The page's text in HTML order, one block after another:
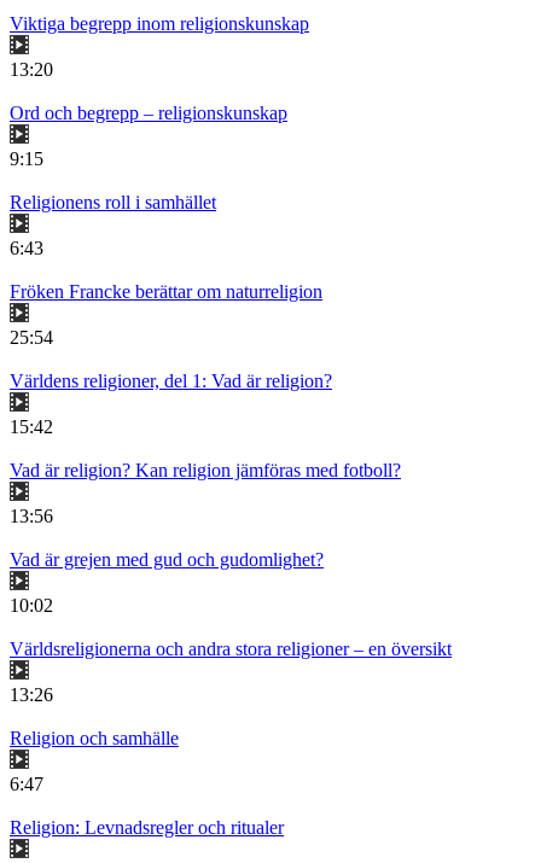
Viktiga begrepp inom religionskunskap
13:20
Ord och begrepp – religionskunskap
9:15
Religionens roll i samhället
6:43
Fröken Francke berättar om naturreligion
25:54
Världens religioner, del 1: Vad är religion?
15:42
Vad är religion? Kan religion jämföras med fotboll?
13:56
Vad är grejen med gud och gudomlighet?
10:02
Världsreligionerna och andra stora religioner – en översikt
13:26
Religion och samhälle
6:47
Religion: Levnadsregler och ritualer